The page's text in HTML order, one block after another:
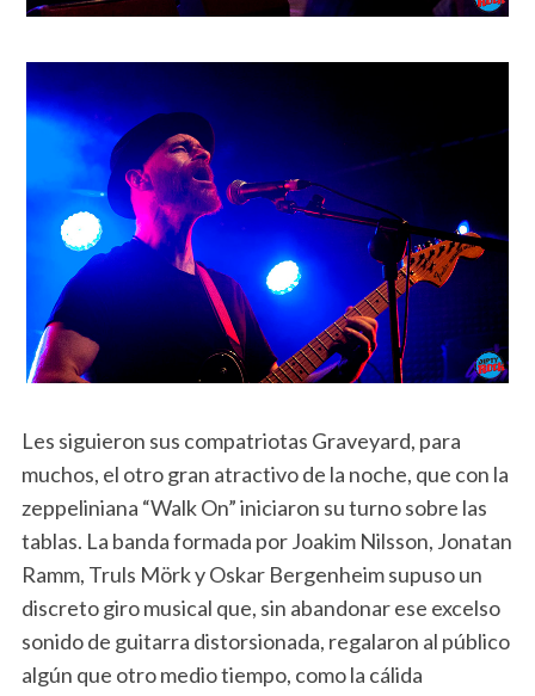
Les siguieron sus compatriotas Graveyard, para
muchos, el otro gran atractivo de la noche, que con la
zeppeliniana “Walk On” iniciaron su turno sobre las
tablas. La banda formada por Joakim Nilsson, Jonatan
Ramm, Truls Mörk y Oskar Bergenheim supuso un
discreto giro musical que, sin abandonar ese excelso
sonido de guitarra distorsionada, regalaron al público
algún que otro medio tiempo, como la cálida